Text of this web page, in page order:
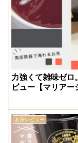
力強くて雑味ゼロ
ビュー【マリアー
お茶レビュー